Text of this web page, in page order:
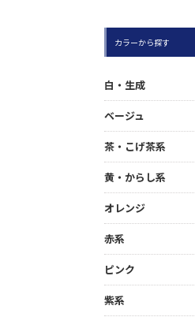
カラーから探す
白・生成
ベージュ
茶・こげ茶系
黄・からし系
オレンジ
赤系
ピンク
紫系